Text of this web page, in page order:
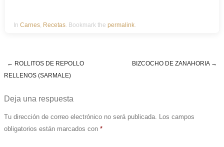
In Carnes, Recetas. Bookmark the permalink.
Post navigation
← ROLLITOS DE REPOLLO
RELLENOS (SARMALE)
BIZCOCHO DE ZANAHORIA →
Deja una respuesta
Tu dirección de correo electrónico no será publicada. Los campos
obligatorios están marcados con *